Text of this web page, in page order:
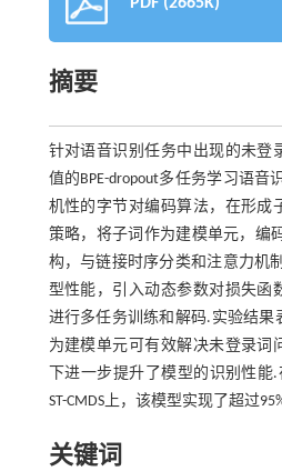
摘要
针对语音识别任务中出现的未登
值的BPE-dropout多任务学习语音
机性的字节对编码算法，在形成
策略，将子词作为建模单元，编
构，与链接时序分类和注意力机
型性能，引入动态参数对损失函
进行多任务训练和解码.实验结果
为建模单元可有效解决未登录词
下进一步提升了模型的识别性能.
ST-CMDS上，该模型实现了超过
关键词